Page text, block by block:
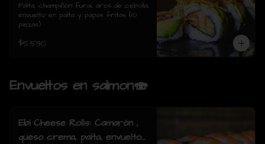
envuelto en palta y papas
fritas (10 piezas)
Palta, champiñón furai, aros de cebolla,
envuelto en palta y papas fritas (10
piezas)
$5.590
Envueltos en salmon🍣
Ebi Cheese Rolls: Camarón ,
queso crema, palta, envuelto